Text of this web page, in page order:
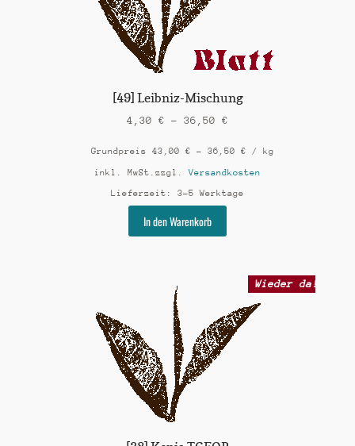
Produktseite
gewählt
[49] Leibniz-Mischung
4,30 € – 36,50 €
Grundpreis 43,00 € – 36,50 € / kg
inkl. MwSt. zzgl.Versandkosten
Lieferzeit: 3-5 Werktage
In den Warenkorb
Varianten
Die
Optionen
werden
Wieder da!